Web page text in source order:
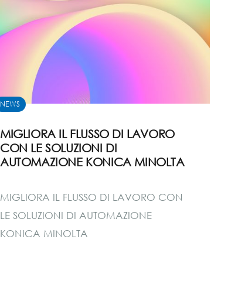
NEWS
MIGLIORA IL FLUSSO DI LAVORO
CON LE SOLUZIONI DI
AUTOMAZIONE KONICA MINOLTA
MIGLIORA IL FLUSSO DI LAVORO CON
LE SOLUZIONI DI AUTOMAZIONE
KONICA MINOLTA